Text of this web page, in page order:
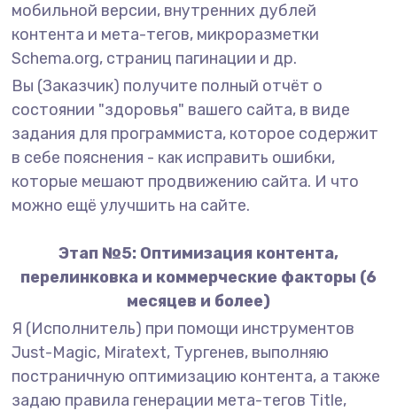
мобильной версии, внутренних дублей
контента и мета-тегов, микроразметки
Schema.org, страниц пагинации и др.
Вы (Заказчик) получите полный отчёт о
состоянии "здоровья" вашего сайта, в виде
задания для программиста, которое содержит
в себе пояснения - как исправить ошибки,
которые мешают продвижению сайта. И что
можно ещё улучшить на сайте.
Этап №5: Оптимизация контента,
перелинковка и коммерческие факторы (6
месяцев и более)
Я (Исполнитель) при помощи инструментов
Just-Magic, Miratext, Тургенев, выполняю
постраничную оптимизацию контента, а также
задаю правила генерации мета-тегов Title,